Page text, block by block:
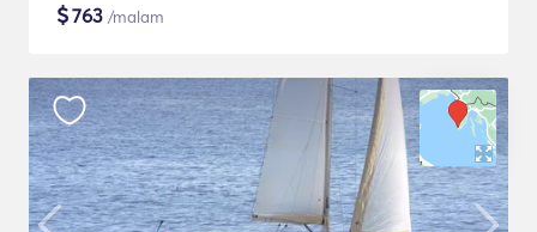
$763 /malam